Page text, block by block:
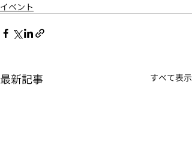
イベント
最新記事 すべて表示